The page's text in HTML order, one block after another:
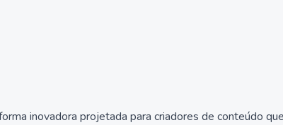
inovadora projetada para criadores de conteúdo